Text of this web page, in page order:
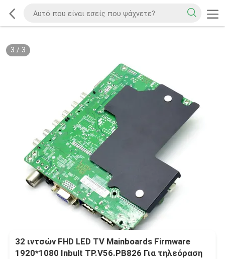
3 / 3
32 ιντσών FHD LED TV Mainboards Firmware
1920*1080 Inbult TP.V56.PB826 Για τηλεόραση